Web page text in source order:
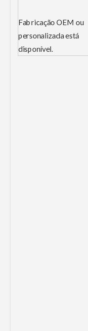
Fabricação OEM ou
personalizada está
disponível.